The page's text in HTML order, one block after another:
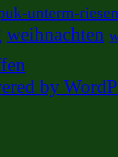
unterm-
weihnachten
by